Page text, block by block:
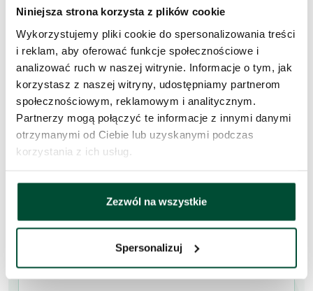
Niniejsza strona korzysta z plików cookie
Wykorzystujemy pliki cookie do spersonalizowania treści
i reklam, aby oferować funkcje społecznościowe i
analizować ruch w naszej witrynie. Informacje o tym, jak
korzystasz z naszej witryny, udostępniamy partnerom
społecznościowym, reklamowym i analitycznym.
Partnerzy mogą połączyć te informacje z innymi danymi
otrzymanymi od Ciebie lub uzyskanymi podczas
korzystania z ich usług.
Zezwól na wszystkie
Spersonalizuj
Zapytaj o to
mieszkanie
Skorzystaj z formularza i przekaż naszym doradcom prośbę o
kontakt w sprawie tego mieszkania.
Skontaktujemy się w przeciągu 1 dnia roboczego.
Imię i nazwisko